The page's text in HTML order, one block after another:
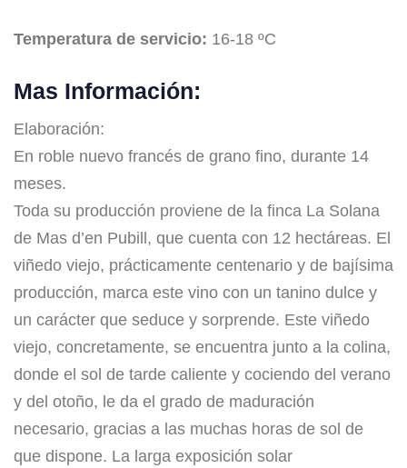
Temperatura de servicio: 16-18 ºC
Mas Información:
Elaboración:
En roble nuevo francés de grano fino, durante 14
meses.
Toda su producción proviene de la finca La Solana
de Mas d’en Pubill, que cuenta con 12 hectáreas. El
viñedo viejo, prácticamente centenario y de bajísima
producción, marca este vino con un tanino dulce y
un carácter que seduce y sorprende. Este viñedo
viejo, concretamente, se encuentra junto a la colina,
donde el sol de tarde caliente y cociendo del verano
y del otoño, le da el grado de maduración
necesario, gracias a las muchas horas de sol de
que dispone. La larga exposición solar